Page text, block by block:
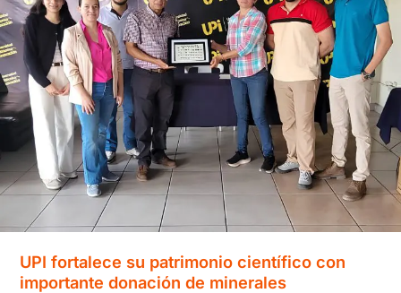
Graduación
de
su
XIII
Promoción
UPI fortalece su patrimonio científico con
importante donación de minerales